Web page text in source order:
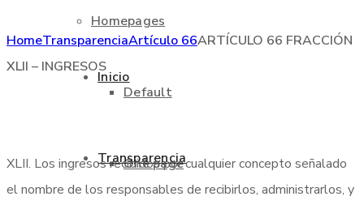
Homepages
Default
One page
Inicio
Transparencia
HomeTransparenciaArtículo 66ARTÍCULO 66 FRACCIÓN
XLII – INGRESOS
XLII. Los ingresos recibidos por cualquier concepto señalado
el nombre de los responsables de recibirlos, administrarlos, y